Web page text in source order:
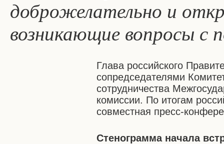
доброжелательно и
возникающие вопросы с
Глава российского
сопредседателями
сотрудничества
комиссии. По итогам
совместная пресс-
Стенограмма начала